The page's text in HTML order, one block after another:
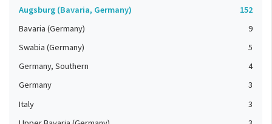
Tours, Bibliothèque municipale, Fonds Raymond Marcel
1
Augsburg (Bavaria, Germany)
152
Bavaria (Germany)
9
Swabia (Germany)
5
Germany, Southern
4
Germany
3
Italy
3